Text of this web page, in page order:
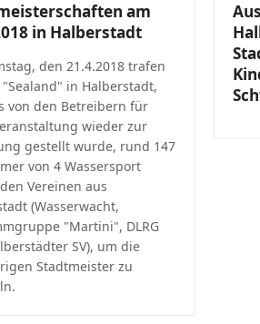
am
in Halberstadt
den 21.4.2018 trafen
in Halberstadt,
von den Betreibern für
wieder zur
gestellt wurde, rund 147
von 4 Wassersport
Vereinen aus
(Wasserwacht,
"Martini", DLRG
SV), um die
Stadtmeister zu